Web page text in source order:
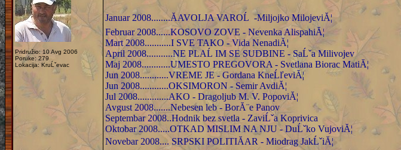
Pridružio: 10 Avg 2006
Poruke: 279
Lokacija: KruĹˇevac
Januar 2008........ĂAVOLJA VAROĹ -Miljojko MilojeviĂ¦
Februar 2008......KOSOVO ZOVE - Nevenka AlispahiĂ¦
Mart 2008...........I SVE TAKO - Vida NenadiĂ¦
April 2008...........NE PLAĹ IM SE SUDBINE - SaĹˇa Milivojev
Maj 2008............UMESTO PREGOVORA - Svetlana Biorac MatiĂ¦
Jun 2008............VREME JE - Gordana KneĹľeviĂ¦
Jun 2008............OKSIMORON - Semir AvdiĂ¦
Jul 2008.............AKO - Dragoljub M. V. PopoviĂ¦
Avgust 2008.......Nebesen leb - BorĂ¨e Panov
Septembar 2008..Hodnik bez svetla - ZaviĹˇa Koprivica
Oktobar 2008.....OTKAD MISLIM NA NJU - DuĹˇko VujoviĂ¦
Novebar 2008.... SRPSKI POLITIĂAR - Miodrag JakĹˇiĂ¦